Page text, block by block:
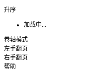
升序
加载中...
卷轴模式
左手翻页
右手翻页
帮助